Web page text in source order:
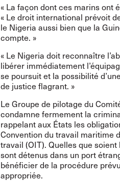
« La façon dont ces marins ont
« Le droit international prévoit
le Nigeria aussi bien que la
compte. »
« Le Nigeria doit reconnaître
libérer immédiatement
se poursuit et la possibilité
de justice flagrant. »
Le Groupe de pilotage du
condamne fermement la
rappelant aux États les
Convention du travail maritime
travail (OIT). Quelles que
sont détenus dans un port
bénéficier de la procédure
appropriée.